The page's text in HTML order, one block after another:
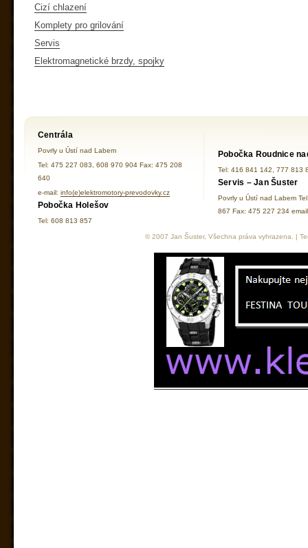
Cizí chlazení
Komplety pro grilování
Servis
Elektromagnetické brzdy, spojky
Centrála
Povrly u Ústí nad Labem
Tel: 475 227 083, 608 970 904 Fax: 475 208
640
e-mail: info(e)elektromotory-prevodovky.cz
Pobočka Holešov
Tel: 608 813 857
Pobočka Roudnice
Tel: 416 841 142, 777 813
Servis – Jan Šuster
Povrly u Ústí nad Labem
867 Fax: 475 227 234
© 2007 Jan Šuster, Všechna práva vyhrazena. |